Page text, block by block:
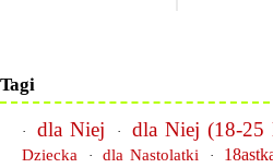
Tagi
· dla Niej · dla Niej (18-25
Dziecka · dla Nastolatki ·